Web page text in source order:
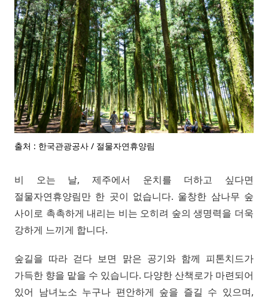
출처 : 한국관광공사 / 절물자연휴양림
비 오는 날, 제주에서 운치를 더하고 싶다면
절물자연휴양림만 한 곳이 없습니다. 울창한 삼나무 숲
사이로 촉촉하게 내리는 비는 오히려 숲의 생명력을 더욱
강하게 느끼게 합니다.
숲길을 따라 걷다 보면 맑은 공기와 함께 피톤치드가
가득한 향을 맡을 수 있습니다. 다양한 산책로가 마련되어
있어 남녀노소 누구나 편안하게 숲을 즐길 수 있으며,